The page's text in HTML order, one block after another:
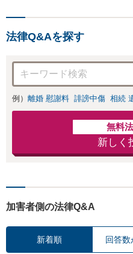
法律Q&Aを探す
例） 離婚 慰謝料 誹謗中傷 相続
無料
新しく
加害者側の法律Q&A
新着順 回答数